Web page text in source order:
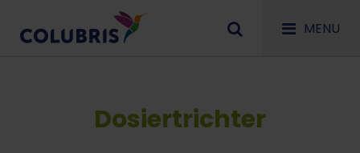
MENU
Dosiertrichter